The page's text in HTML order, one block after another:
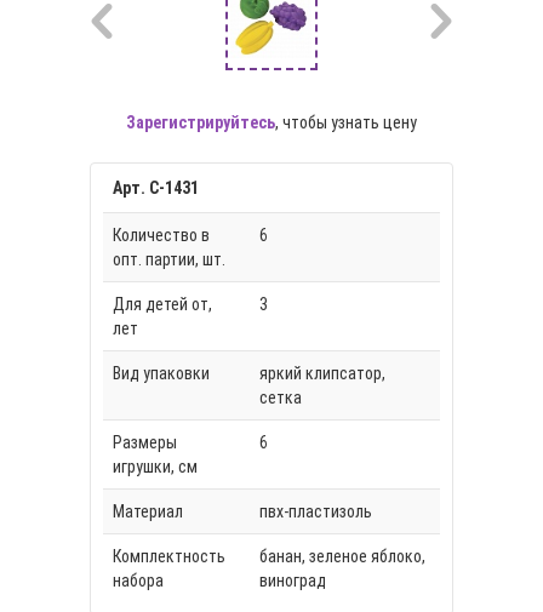
Зарегистрируйтесь, чтобы узнать цену
Арт. С-1431
Количество в
опт. партии, шт.
6
Для детей от,
лет
3
Вид упаковки
яркий клипсатор,
сетка
Размеры
игрушки, см
6
Материал пвх-пластизоль
Комплектность
набора
банан, зеленое яблоко,
виноград